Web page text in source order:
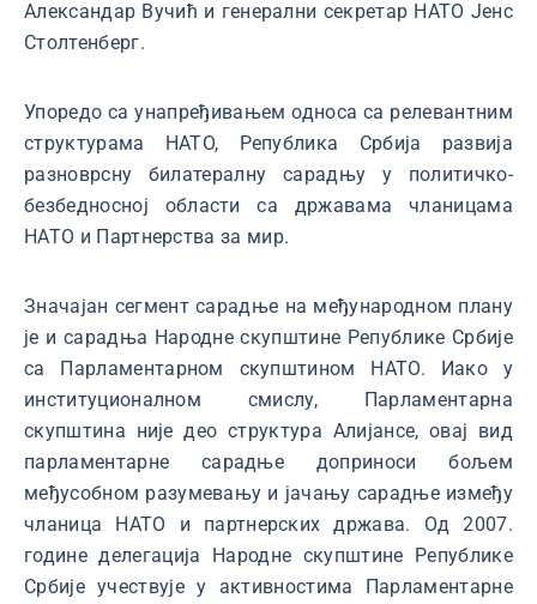
Александар Вучић и генерални секретар НАТО Јенс
Столтенберг.
Упоредо са унапређивањем односа са релевантним
структурама НАТО, Република Србија развија
разноврсну билатералну сарадњу у политичко-
безбедносној области са државама чланицама
НАТО и Партнерства за мир.
Значајан сегмент сарадње на међународном плану
је и сарадња Народне скупштине Републике Србије
са Парламентарном скупштином НАТО. Иако у
институционалном смислу, Парламентарна
скупштина није део структура Алијансе, овај вид
парламентарне сарадње доприноси бољем
међусобном разумевању и јачању сарадње између
чланица НАТО и партнерских држава. Од 2007.
године делегација Народне скупштине Републике
Србије учествује у активностима Парламентарне